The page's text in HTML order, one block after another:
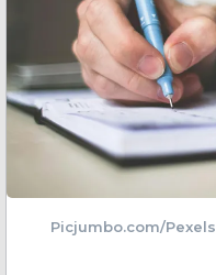
Picjumbo.com/Pexels